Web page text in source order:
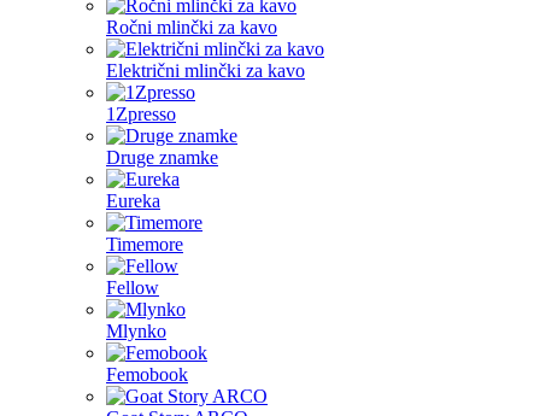
Ročni mlinčki za kavo
Električni mlinčki za kavo
1Zpresso
Druge znamke
Eureka
Timemore
Fellow
Mlynko
Femobook